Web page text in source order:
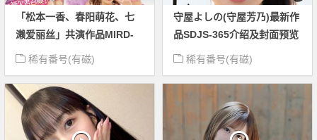
「松本一香、春阳萌花、七
濑爱丽丝」共演作品MIRD-
278介绍及封面预览
稀有番号(有磁)
守屋よしの(守屋芳乃)最新作
品SDJS-365介绍及封面预览
稀有番号(有磁)